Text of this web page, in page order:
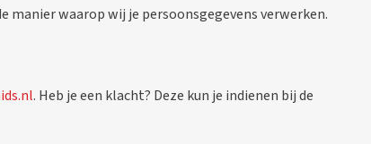
manier waarop wij je persoonsgegevens verwerken.
. Heb je een klacht? Deze kun je indienen bij de